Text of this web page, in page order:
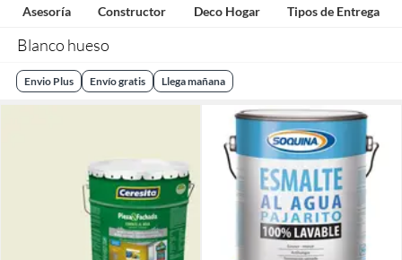
Asesoría Constructor Deco Hogar Tipos de Entrega
Blanco hueso
Envio Plus Envío gratis Llega mañana